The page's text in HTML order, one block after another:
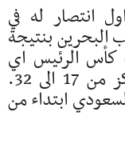
انتصار له في
بنتيجة
كأس الرئيس اي
المقابلات الترتيبية من اجل المراكز من 17 الى 32.
نظيره السعودي ابتداء من